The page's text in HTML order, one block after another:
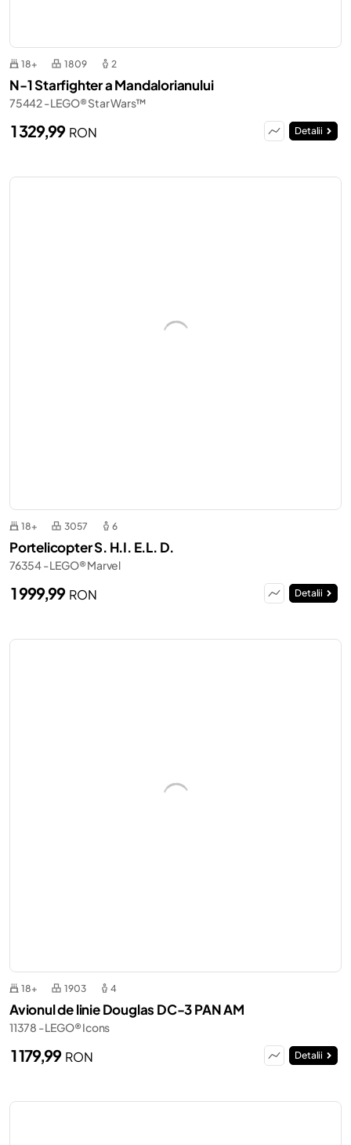
18+ 1809 2
N-1 Starfighter a Mandalorianului
75442 - LEGO® Star Wars™
1 329,99 RON Detalii
18+ 3057 6
Portelicopter S. H.I. E.L. D.
76354 - LEGO® Marvel
1 999,99 RON Detalii
18+ 1903 4
Avionul de linie Douglas DC-3 PAN AM
11378 - LEGO® Icons
1 179,99 RON Detalii